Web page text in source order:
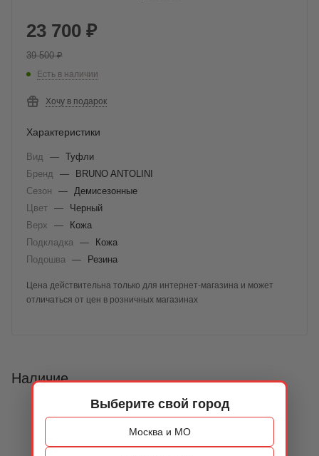
Выберите свой город
Москва и МО
23 700 ₽
39 500₽
Есть в наличии
Хочу в подарок
Характеристики
Вид — Туфли
Бренд
—
BRUNO ANTOLINI
Сезон
—
Демисезонные
Цвет —
Черный
Верх
—
Кожа
Подкладка
—
Кожа
Подошва
— Резина
Цена действительна только для интернет-магазина и может
отличаться от цен в розничных магазинах
Наличие